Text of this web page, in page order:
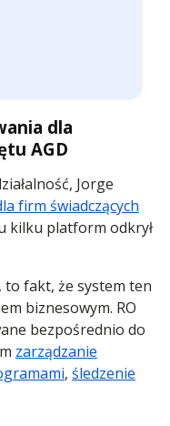
dla
AGD
Jorge
firm świadczących
kilku platform odkrył
to fakt, że system ten
biznesowym. RO
bezpośrednio do
zarządzanie
, śledzenie